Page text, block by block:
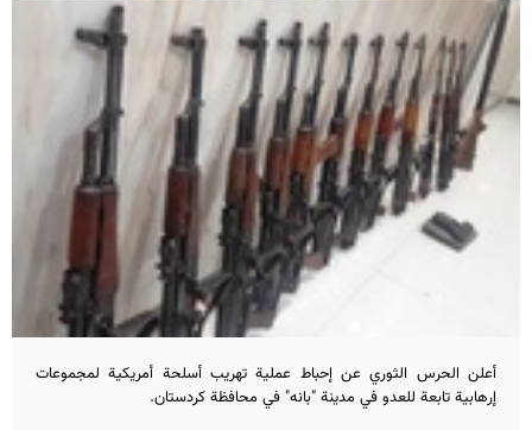
أعلن الحرس الثوري عن إحباط عملية تهريب أسلحة أمريكية لمجموعات
إرهابية تابعة للعدو في مدينة "بانه" في محافظة كردستان.